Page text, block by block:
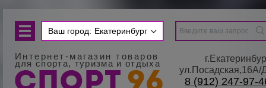
Ваш город: Екатеринбург
Интернет-магазин товаров
для спорта, туризма и отдыха
8 (912) 247-97-